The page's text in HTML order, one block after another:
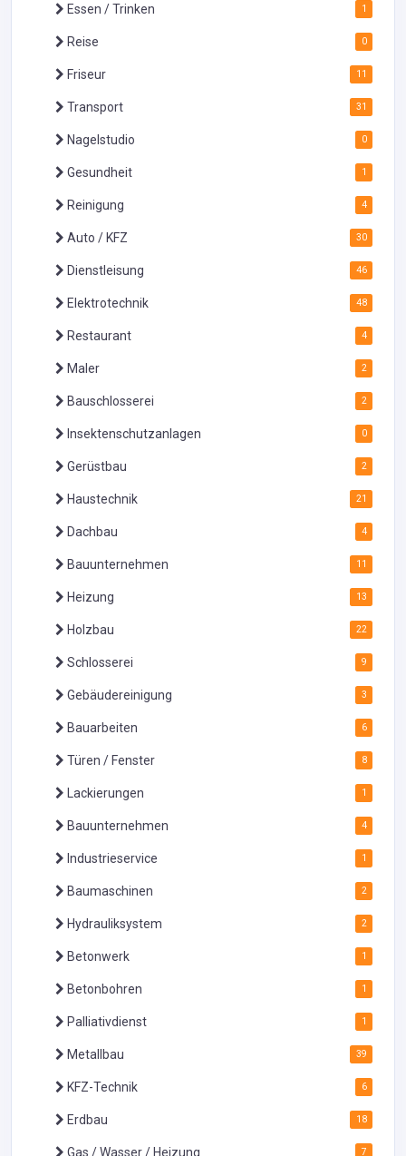
Essen / Trinken 1
Reise 0
Friseur 11
Transport 31
Nagelstudio 0
Gesundheit 1
Reinigung 4
Auto / KFZ 30
Dienstleisung 46
Elektrotechnik 48
Restaurant 4
Maler 2
Bauschlosserei 2
Insektenschutzanlagen 0
Gerüstbau 2
Haustechnik 21
Dachbau 4
Bauunternehmen 11
Heizung 13
Holzbau 22
Schlosserei 9
Gebäudereinigung 3
Bauarbeiten 6
Türen / Fenster 8
Lackierungen 1
Bauunternehmen 4
Industrieservice 1
Baumaschinen 2
Hydrauliksystem 2
Betonwerk 1
Betonbohren 1
Palliativdienst 1
Metallbau 39
KFZ-Technik 6
Erdbau 18
Gas / Wasser / Heizung 7